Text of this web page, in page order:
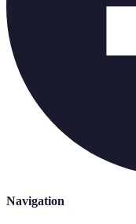
Navigation